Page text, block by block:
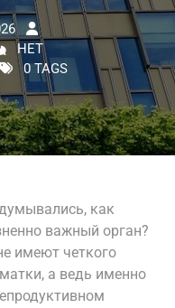
НЕТ
0 TAGS
как
важный орган?
имеют четкого
а ведь именно